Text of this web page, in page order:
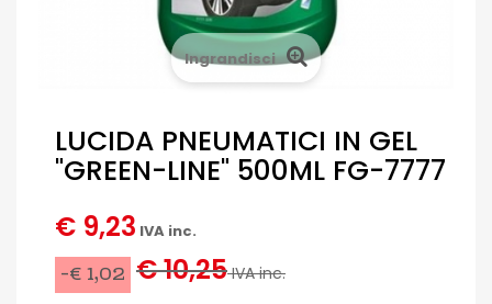
Ingrandisci
LUCIDA PNEUMATICI IN GEL
"GREEN-LINE" 500ML FG-7777
€ 9,23 IVA inc.
-€ 1,02 € 10,25IVA inc.